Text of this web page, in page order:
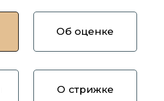
Об оценке
О стрижке